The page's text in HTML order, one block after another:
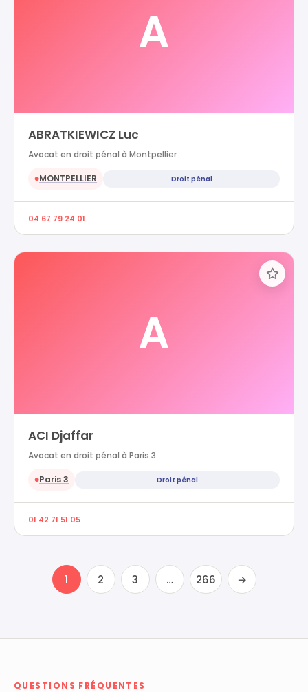
A
ABRATKIEWICZ Luc
Avocat en droit pénal à Montpellier
●MONTPELLIER Droit pénal
04 67 79 24 01
A
ACI Djaffar
Avocat en droit pénal à Paris 3
●Paris 3 Droit pénal
01 42 71 51 05
1 2 3 … 266 →
QUESTIONS FRÉQUENTES